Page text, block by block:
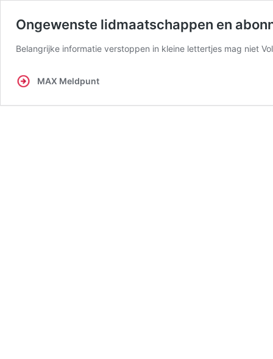
Ongewenste lidmaatschappen en
Belangrijke informatie verstoppen in kleine lettertjes mag niet
MAX Meldpunt